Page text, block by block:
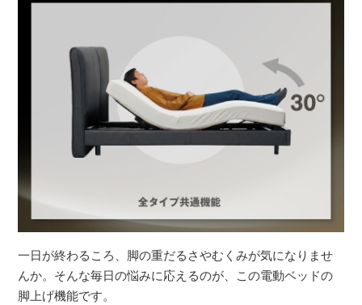
一日が終わるころ、脚の重だるさやむくみが気になりませ
んか。そんな毎日の悩みに応えるのが、この電動ベッドの
脚上げ機能です。